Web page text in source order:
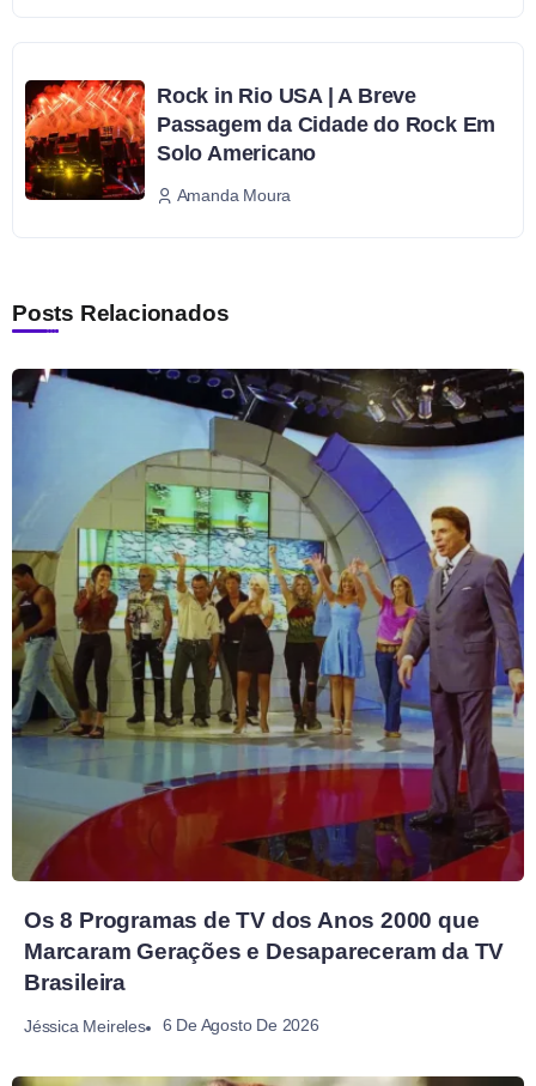
Rock in Rio USA | A Breve
Passagem da Cidade do Rock Em
Solo Americano
Amanda Moura
Posts Relacionados
Os 8 Programas de TV dos Anos 2000 que
Marcaram Gerações e Desapareceram da TV
Brasileira
Jéssica Meireles 6 De Agosto De 2026